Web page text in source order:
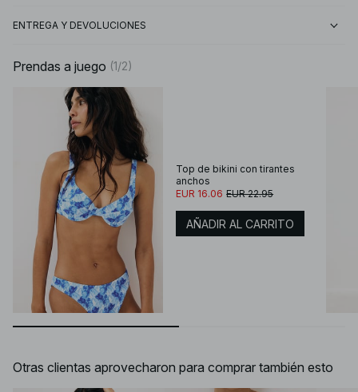
ENTREGA Y DEVOLUCIONES
Prendas a juego (1/2)
Top de bikini con tirantes
anchos
EUR 16.06 EUR 22.95
AÑADIR AL CARRITO
Otras clientas aprovecharon para comprar también esto